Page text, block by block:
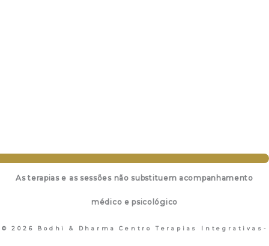
As terapias e as sessões não substituem acompanhamento
médico e psicológico
© 2026 Bodhi & Dharma Centro Terapias Integrativas-